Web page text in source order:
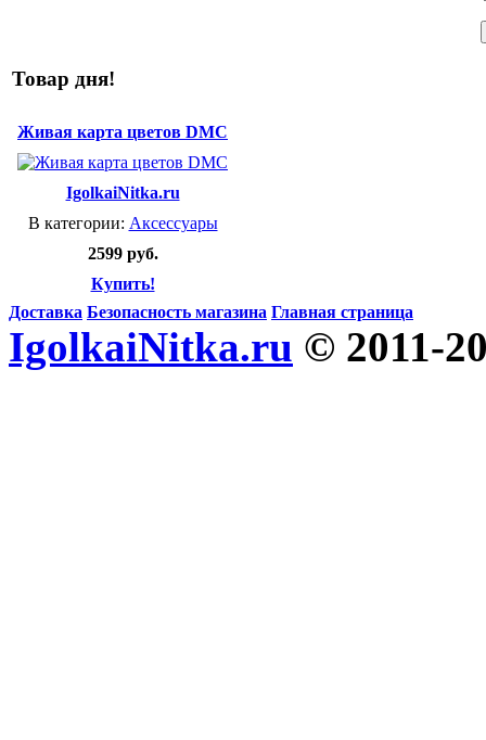
Товар дня!
Живая карта цветов DMC
IgolkaiNitka.ru
В категории: Аксессуары
2599 руб.
Купить!
Доставка Безопасность магазина Главная страница
IgolkaiNitka.ru © 2011-